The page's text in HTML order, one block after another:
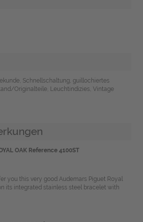
Schnellschaltung, guillochiertes
Originalteile, Leuchtindizies, Vintage
OAK Reference 4100ST
you this very good Audemars Piguet Royal
its integrated stainless steel bracelet with